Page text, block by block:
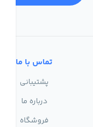
تماس با ما
پشتیبانی
درباره ما
فروشگاه